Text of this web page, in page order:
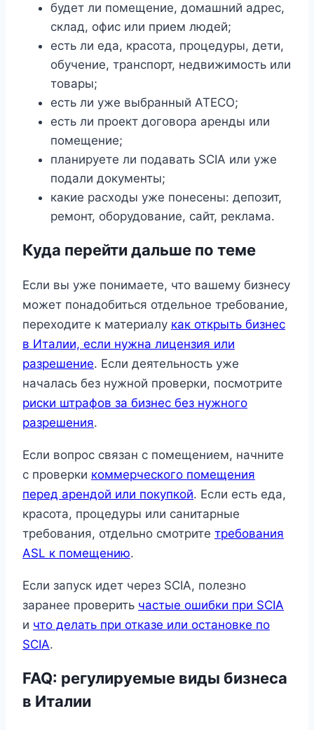
будет ли помещение, домашний адрес,
склад, офис или прием людей;
есть ли еда, красота, процедуры, дети,
обучение, транспорт, недвижимость или
товары;
есть ли уже выбранный ATECO;
есть ли проект договора аренды или
помещение;
планируете ли подавать SCIA или уже
подали документы;
какие расходы уже понесены: депозит,
ремонт, оборудование, сайт, реклама.
Куда перейти дальше по теме
Если вы уже понимаете, что вашему бизнесу
может понадобиться отдельное требование,
переходите к материалу как открыть бизнес
в Италии, если нужна лицензия или
разрешение. Если деятельность уже
началась без нужной проверки, посмотрите
риски штрафов за бизнес без нужного
разрешения.
Если вопрос связан с помещением, начните
с проверки коммерческого помещения
перед арендой или покупкой. Если есть еда,
красота, процедуры или санитарные
требования, отдельно смотрите требования
ASL к помещению.
Если запуск идет через SCIA, полезно
заранее проверить частые ошибки при SCIA
и что делать при отказе или остановке по
SCIA.
FAQ: регулируемые виды бизнеса
в Италии